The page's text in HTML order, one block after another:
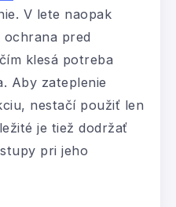
V lete naopak
ochrana pred
klesá potreba
Aby zateplenie
nestačí použiť len
je tiež dodržať
pri jeho